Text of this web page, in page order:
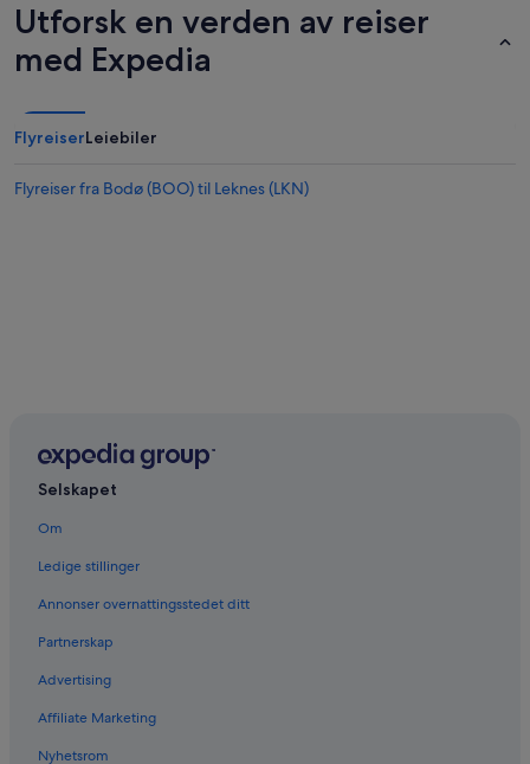
Utforsk en verden av reiser
med Expedia
FlyreiserLeiebiler
Flyreiser fra Bodø (BOO) til Leknes (LKN)
Selskapet
Om
Ledige stillinger
Annonser overnattingsstedet ditt
Partnerskap
Advertising
Affiliate Marketing
Nyhetsrom